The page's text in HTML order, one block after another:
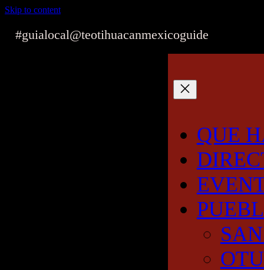
Skip to content
#guialocal@teotihuacanmexicoguide
QUE